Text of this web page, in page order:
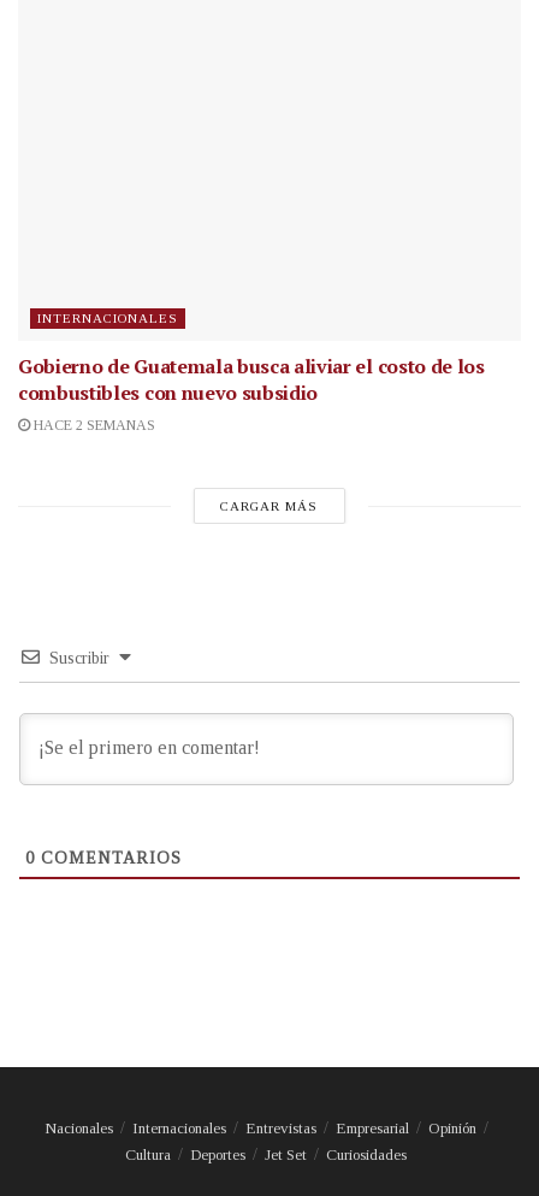
INTERNACIONALES
Gobierno de Guatemala busca aliviar el costo de los
combustibles con nuevo subsidio
HACE 2 SEMANAS
CARGAR MÁS
Suscribir
0 COMENTARIOS
Nacionales Internacionales Entrevistas Empresarial
Opinión
Cultura
Deportes Jet Set Curiosidades